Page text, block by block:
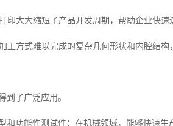
印大大缩短了产品开发周期，帮助企业快
工方式难以完成的复杂几何形状和内腔结
到了广泛应用。
和功能性测试件；在机械领域，能够快速